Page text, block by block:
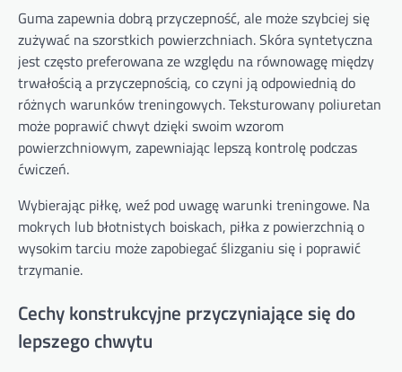
Guma zapewnia dobrą przyczepność, ale może szybciej się
zużywać na szorstkich powierzchniach. Skóra syntetyczna
jest często preferowana ze względu na równowagę między
trwałością a przyczepnością, co czyni ją odpowiednią do
różnych warunków treningowych. Teksturowany poliuretan
może poprawić chwyt dzięki swoim wzorom
powierzchniowym, zapewniając lepszą kontrolę podczas
ćwiczeń.
Wybierając piłkę, weź pod uwagę warunki treningowe. Na
mokrych lub błotnistych boiskach, piłka z powierzchnią o
wysokim tarciu może zapobiegać ślizganiu się i poprawić
trzymanie.
Cechy konstrukcyjne przyczyniające się do
lepszego chwytu